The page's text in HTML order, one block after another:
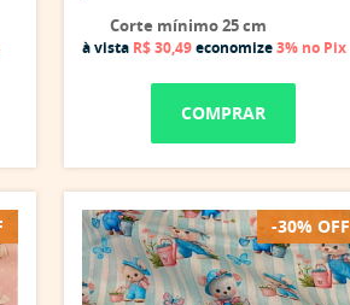
Corte mínimo 25 cm
à vista R$ 30,49economize3% no Pix
COMPRAR
-30% OFF